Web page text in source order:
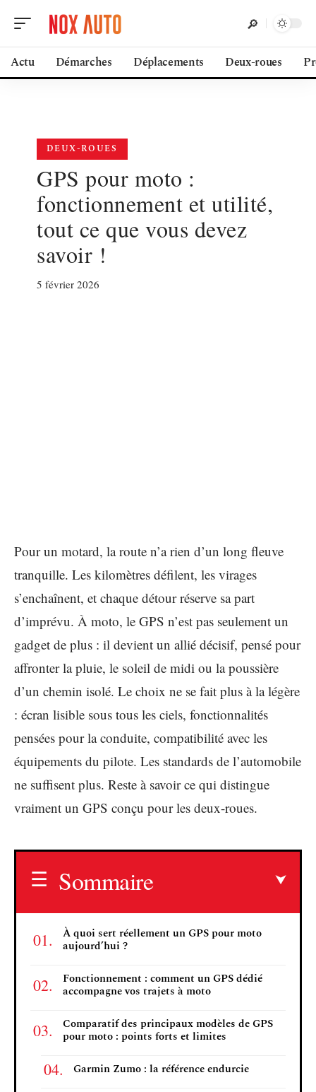
Actu Démarches Déplacements Deux-roues
DEUX-ROUES
GPS pour moto :
fonctionnement et utilité,
tout ce que vous devez
savoir !
5 février 2026
Pour un motard, la route n’a rien d’un long fleuve
tranquille. Les kilomètres défilent, les virages
s’enchaînent, et chaque détour réserve sa part
d’imprévu. À moto, le GPS n’est pas seulement un
gadget de plus : il devient un allié décisif, pensé pour
affronter la pluie, le soleil de midi ou la poussière
d’un chemin isolé. Le choix ne se fait plus à la légère
: écran lisible sous tous les ciels, fonctionnalités
pensées pour la conduite, compatibilité avec les
équipements du pilote. Les standards de l’automobile
ne suffisent plus. Reste à savoir ce qui distingue
vraiment un GPS conçu pour les deux-roues.
Sommaire
À quoi sert réellement un GPS pour moto
aujourd’hui ?
Fonctionnement : comment un GPS dédié
accompagne vos trajets à moto
Comparatif des principaux modèles de GPS
pour moto : points forts et limites
Garmin Zumo : la référence endurcie